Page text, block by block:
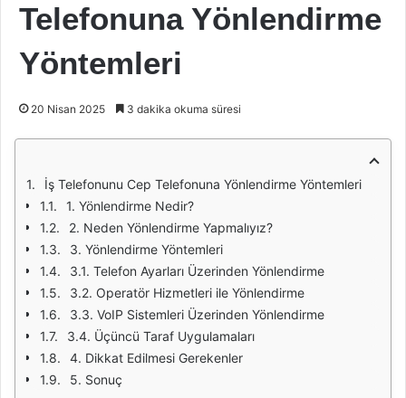
Telefonuna Yönlendirme
Yöntemleri
20 Nisan 2025 3 dakika okuma süresi
İş Telefonunu Cep Telefonuna Yönlendirme Yöntemleri
1. Yönlendirme Nedir?
2. Neden Yönlendirme Yapmalıyız?
3. Yönlendirme Yöntemleri
3.1. Telefon Ayarları Üzerinden Yönlendirme
3.2. Operatör Hizmetleri ile Yönlendirme
3.3. VoIP Sistemleri Üzerinden Yönlendirme
3.4. Üçüncü Taraf Uygulamaları
4. Dikkat Edilmesi Gerekenler
5. Sonuç